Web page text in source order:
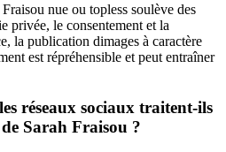
nue ou topless soulève des
privée, le consentement et la
la publication dimages à caractère
est répréhensible et peut entraîner
réseaux sociaux traitent-ils
Sarah Fraisou ?